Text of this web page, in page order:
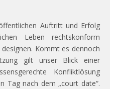
Auftritt und Erfolg
Leben rechtskonform
Kommt es dennoch
gilt unser Blick einer
Konfliktlösung
Tag nach dem „court date“.